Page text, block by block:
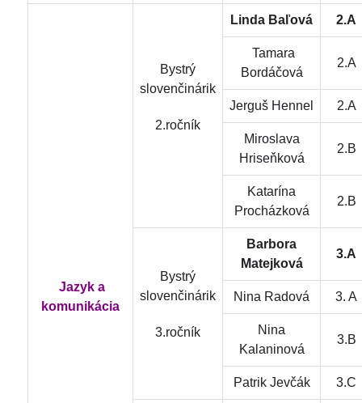
Jazyk a
komunikácia
Bystrý
slovenčinárik
2.ročník
Linda Baľová 2.A
Tamara
Bordáčová
2.A
Jerguš Hennel 2.A
Miroslava
Hriseňková
2.B
Katarína
Procházková
2.B
Bystrý
slovenčinárik
3.ročník
Barbora
Matejková
3.A
Nina Radová 3. A
Nina
Kalaninová
3.B
Patrik Jevčák 3.C